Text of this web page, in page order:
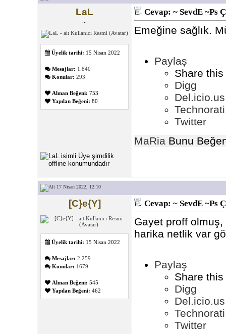
LaL
Üyelik tarihi: 15 Nisan 2022
Mesajlar: 1.840
Konular: 293
Alınan Beğeni: 753
Yapılan Beğeni: 80
Cevap: ~ SevdE ~Ps
Emeğine sağlık.
Paylaş
Share
Digg
Del.icio.us
Technorati
Twitter
MaRia Bunu
17 Nisan 2022, 12:10
[C}e{Y]
Üyelik tarihi: 15 Nisan 2022
Mesajlar: 2.259
Konular: 1679
Alınan Beğeni: 545
Yapılan Beğeni: 462
Cevap: ~ SevdE ~Ps
Gayet proff olmuş,
harika netlik var
Paylaş
Share
Digg
Del.icio.us
Technorati
Twitter